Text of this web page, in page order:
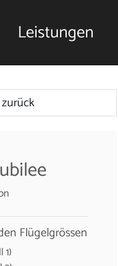
Leistungen
zurück
Flügelgrössen
1)